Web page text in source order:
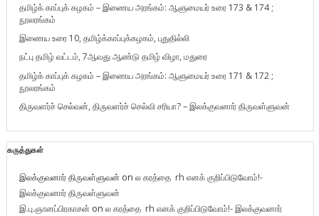
தமிழ்க் காப்புக் கழகம் – இணைய அரங்கம்: ஆளுமையர் உரை 173 & 174 ;
நூலரங்கம்
இணைய உரை 10, தமிழ்க்காப்புக்கழகம், புதுதில்லி
நட்பு தமிழ் வட்டம், 7ஆவது ஆண்டு தமிழ் விழா, மதுரை
தமிழ்க் காப்புக் கழகம் – இணைய அரங்கம்: ஆளுமையர் உரை 171 & 172 ;
நூலரங்கம்
திருவளர்ச் செல்வன், திருவளர்ச் செல்வி சரியா? – இலக்குவனார் திருவள்ளுவன்
கருத்துகள்
இலக்குவனார் திருவள்ளுவன் onல கரத்தை rh எனக் குறிப்பிடுவோம்!-
இலக்குவனார் திருவள்ளுவன்
இ.பு.ஞானப்பிரகாசன் onல கரத்தை rh எனக் குறிப்பிடுவோம்!- இலக்குவனார்